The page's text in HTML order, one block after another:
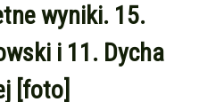
wyniki. 15.
i 11. Dycha
[foto]